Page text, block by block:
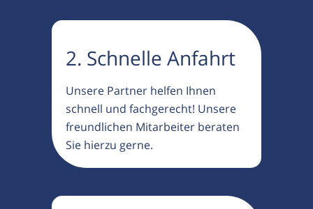
2. Schnelle Anfahrt
Unsere Partner helfen Ihnen
schnell und fachgerecht! Unsere
freundlichen Mitarbeiter beraten
Sie hierzu gerne.